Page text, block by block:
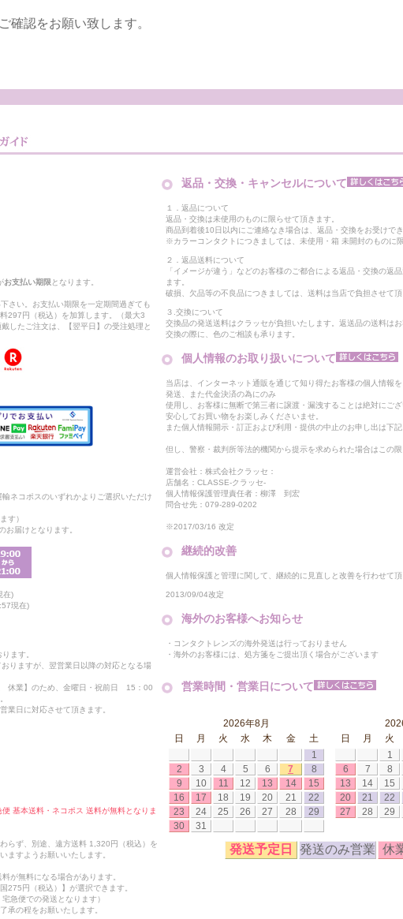
確認をお願い致します。
お支払い期限 となります。
さい。お支払い期限を一定期間過ぎても
297円（税込）を加算します。（最大3
したご注文は、【翌平日】の受注処理と
ネコポスのいずれかよりご選択いただけ
す）
お届けとなります。
在)
現在)
ます。
りますが、翌営業日以降の対応となる場
休業】のため、金曜日・祝前日 15：00
業日に対応させて頂きます。
基本送料・ネコポス 送料が無料となりま
らず、別途、遠方送料 1,320円（税込）を
ますようお願いいたします。
が無料になる場合があります。
275円（税込）】が選択できます。
急便での発送となります）
承の程をお願いたします。
返品・交換・キャンセルについて
１．返品について
返品・交換は未使用のものに限らせて頂きます。
商品到着後10日以内にご連絡なき場合は、返品・交換をお受けで
※カラーコンタクトにつきましては、未使用・箱 未開封のものに
２．返品送料について
「イメージが違う」などのお客様のご都合による返品・交換の返
ます。
破損、欠品等の不良品につきましては、送料は当店で負担させて頂
３.交換について
交換品の発送送料はクラッセが負担いたします。返送品の送料は
交換の際に、色のご相談も承ります。
個人情報のお取り扱いについて
当店は、インターネット通販を通じて知り得たお客様の個人情報
発送、また代金決済の為にのみ
使用し、お客様に無断で第三者に譲渡・漏洩することは絶対にござ
安心してお買い物をお楽しみくださいませ。
また個人情報開示・訂正および利用・提供の中止のお申し出は下
但し、警察・裁判所等法的機関から提示を求められた場合はこの限
運営会社：株式会社クラッセ：
店舗名：CLASSE-クラッセ-
個人情報保護管理責任者：柳澤 到宏
問合せ先：079-289-0202
※2017/03/16 改定
継続的改善
個人情報保護と管理に関して、継続的に見直しと改善を行わせて頂
2013/09/04改定
海外のお客様へお知らせ
・コンタクトレンズの海外発送は行っておりません
・海外のお客様には、処方箋をご提出頂く場合がございます
営業時間・営業日について
2026年8月
日
月 火 水 木 金
土
1
2
3 4 5 6 7
8
9
10 11 12 13 14
15
16
17 18 19 20 21
22
23
24 25 26 27 28
29
30
31
日
月 火
1
6
7 8
13
14 15
20
21 22
27
28 29
発送予定日 発送のみ営業 休